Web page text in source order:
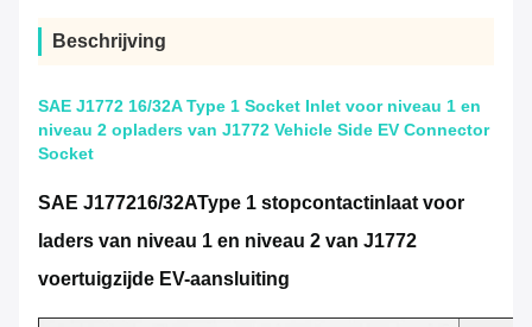
Beschrijving
SAE J1772 16/32A Type 1 Socket Inlet voor niveau 1 en
niveau 2 opladers van J1772 Vehicle Side EV Connector
Socket
SAE J177216/32AType 1 stopcontactinlaat voor
laders van niveau 1 en niveau 2 van J1772
voertuigzijde EV-aansluiting